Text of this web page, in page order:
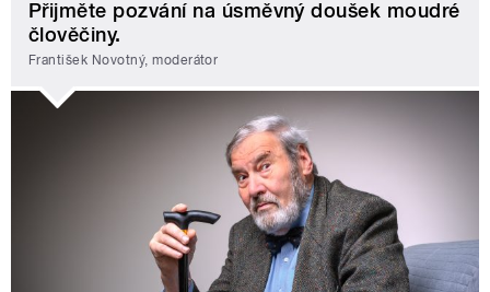
Přijměte pozvání na úsměvný doušek moudré
člověčiny.
František Novotný, moderátor